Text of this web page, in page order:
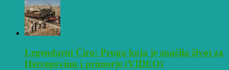
Legendarni Ćiro: Pruga koja je značila život za
Hercegovinu i primorje (VIDEO)